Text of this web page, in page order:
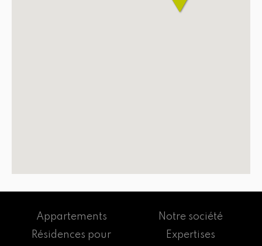
Appartements
Résidences pour
Notre société
Expertises